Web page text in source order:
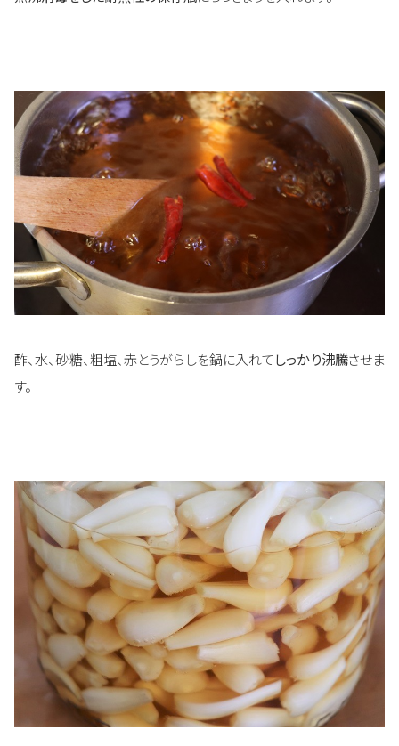
酢、水、砂糖、粗塩、赤とうがらしを鍋に入れてしっかり沸騰させま
す。